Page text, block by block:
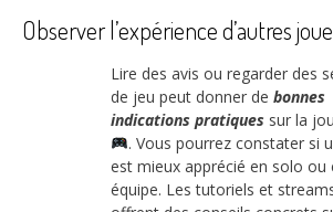
Observer l’expérience d’autres
Lire des avis ou regarder des
de jeu peut donner de bonnes
indications pratiques sur la
. Vous pourrez constater si
est mieux apprécié en solo ou
équipe. Les tutoriels et